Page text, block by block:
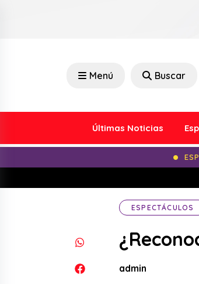
Menú Buscar
Últimas Noticias
ESPECTÁCULOS
admin